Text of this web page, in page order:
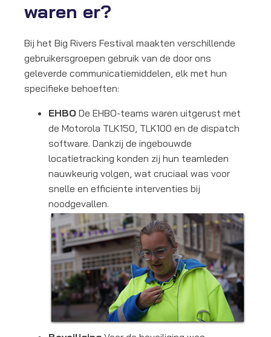
waren er?
Bij het Big Rivers Festival maakten verschillende
gebruikersgroepen gebruik van de door ons
geleverde communicatiemiddelen, elk met hun
specifieke behoeften:
EHBO De EHBO-teams waren uitgerust met
de Motorola TLK150, TLK100 en de dispatch
software. Dankzij de ingebouwde
locatietracking konden zij hun teamleden
nauwkeurig volgen, wat cruciaal was voor
snelle en efficiënte interventies bij
noodgevallen.